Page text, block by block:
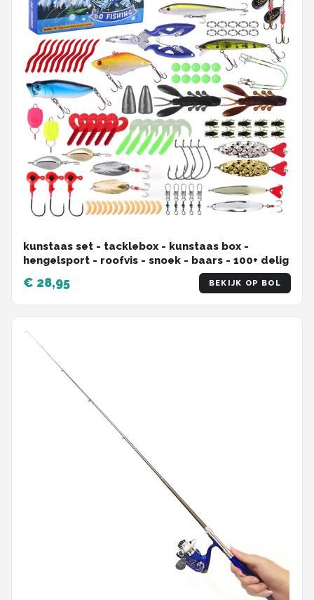
kunstaas set - tacklebox - kunstaas box -
hengelsport - roofvis - snoek - baars - 100+ delig
€ 28,95 BEKIJK OP BOL